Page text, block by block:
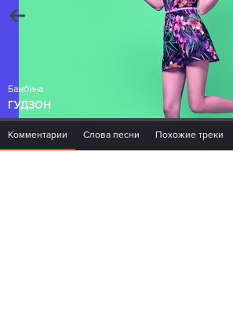
Бамбина
ГУДЗОН
Комментарии Слова песни Похожие треки